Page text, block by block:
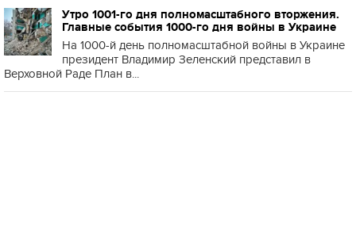
Утро 1001-го дня полномасштабного вторжения.
Главные события 1000-го дня войны в Украине
На 1000-й день полномасштабной войны в Украине
президент Владимир Зеленский представил в
Верховной Раде План в...